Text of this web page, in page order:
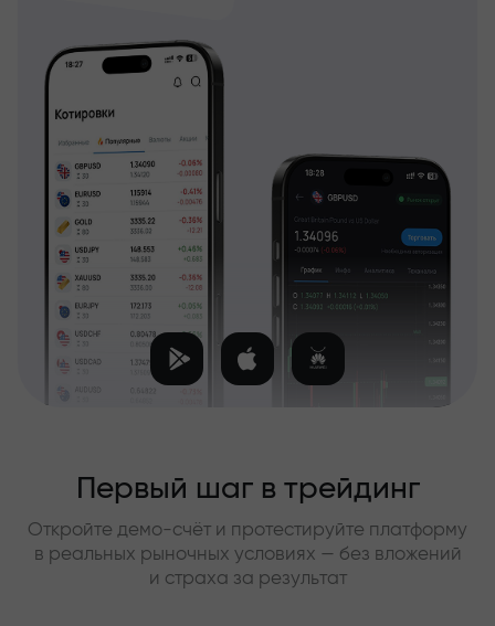
Первый шаг в трейдинг
Откройте демо-счёт и протестируйте платформу
в реальных рыночных условиях — без вложений
и страха за результат